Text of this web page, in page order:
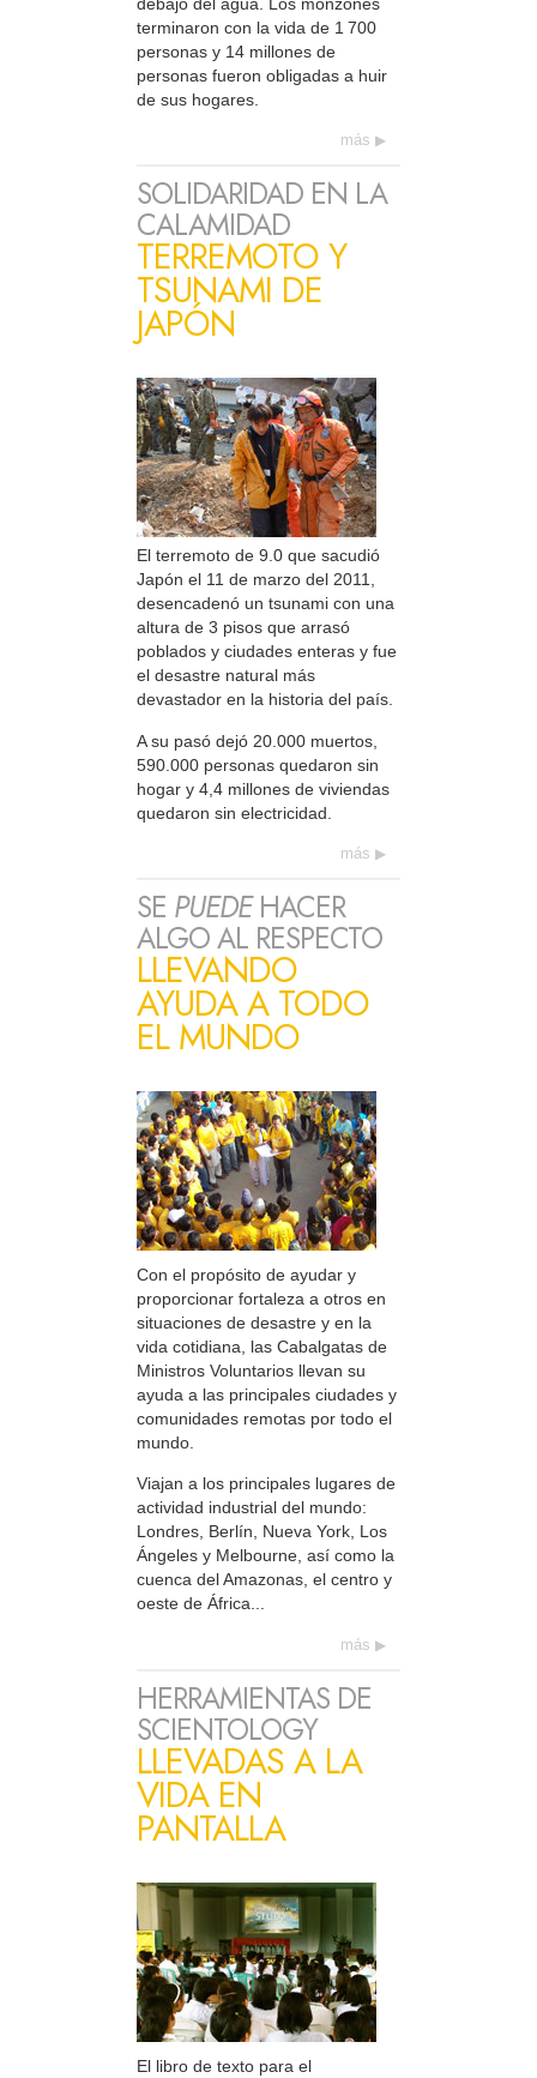
terminaron con la vida de 1 700
personas y 14 millones de
personas fueron obligadas a huir
de sus hogares.
más
SOLIDARIDAD EN LA
CALAMIDAD
TERREMOTO Y
TSUNAMI DE
JAPÓN
El terremoto de 9.0 que sacudió
Japón el 11 de marzo del 2011,
desencadenó un tsunami con una
altura de 3 pisos que arrasó
poblados y ciudades enteras y fue
el desastre natural más
devastador en la historia del país.
A su pasó dejó 20.000 muertos,
590.000 personas quedaron sin
hogar y 4,4 millones de viviendas
quedaron sin electricidad.
más
SE PUEDEHACER
ALGO AL RESPECTO
LLEVANDO
AYUDA A TODO
EL MUNDO
Con el propósito de ayudar y
proporcionar fortaleza a otros en
situaciones de desastre y en la
vida cotidiana, las Cabalgatas de
Ministros Voluntarios llevan su
ayuda a las principales ciudades y
comunidades remotas por todo el
mundo.
Viajan a los principales lugares de
actividad industrial del mundo:
Londres, Berlín, Nueva York, Los
Ángeles y Melbourne, así como la
cuenca del Amazonas, el centro y
oeste de África...
más
HERRAMIENTAS DE
SCIENTOLOGY
LLEVADAS A LA
VIDA EN
PANTALLA
El libro de texto para el